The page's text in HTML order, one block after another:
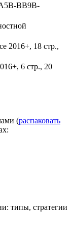
BB9B-
2016+, 18 стр.,
6 стр., 20
(распаковать
типы, стратегии